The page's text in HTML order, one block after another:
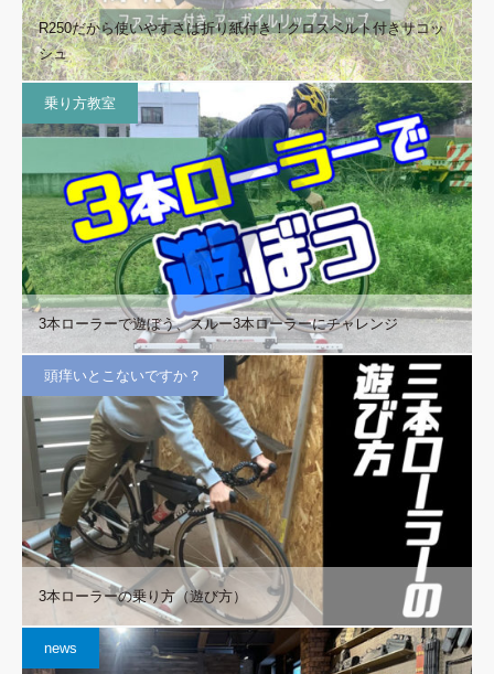
R250だから使いやすさは折り紙付き！クロスベルト付きサコッ
シュ
乗り方教室
3本ローラーで遊ぼう、スルー3本ローラーにチャレンジ
頭痒いとこないですか？
3本ローラーの乗り方（遊び方）
news